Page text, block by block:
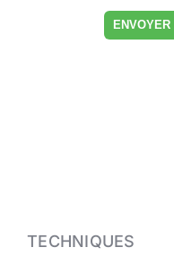
TECHNIQUES